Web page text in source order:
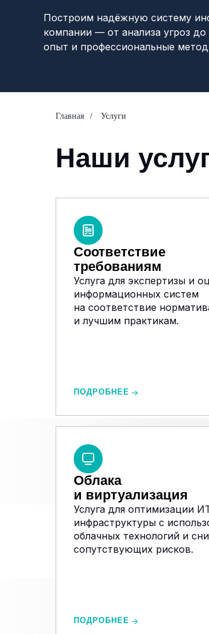
Построим надёжную систему
компании — от анализа угроз
опыт и профессиональные
Главная / Услуги
Наши
Соответствие
требованиям
Услуга для экспертизы и
информационных систем
на соответствие
и лучшим практикам.
ПОДРОБНЕЕ
Облака
и виртуализация
Услуга для оптимизации
инфраструктуры с
облачных технологий и
сопутствующих рисков.
ПОДРОБНЕЕ